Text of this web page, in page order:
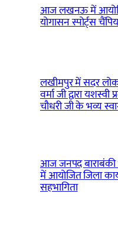
आज लखनऊ में
योगासन स्पोर्ट्स
लखीमपुर में सदर
वर्मा जी द्वारा
चौधरी जी के भव्य
आज जनपद बाराबंकी
में आयोजित जिला
सहभागिता